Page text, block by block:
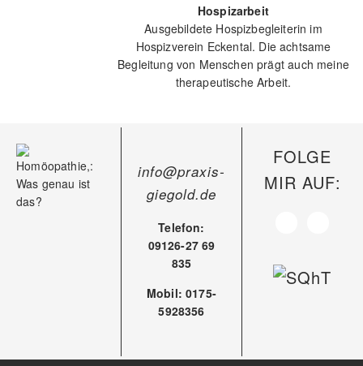
Hospizarbeit
Ausgebildete Hospizbegleiterin im
Hospizverein Eckental. Die achtsame
Begleitung von Menschen prägt auch meine
therapeutische Arbeit.
info@praxis-
giegold.de
Telefon:
09126-27 69
835
Mobil: 0175-
5928356
FOLGE
MIR AUF: